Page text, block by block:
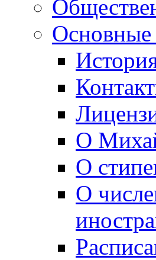
Основные
О
О
О